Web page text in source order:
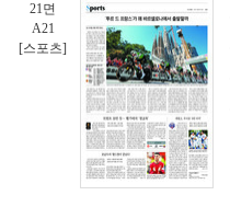
21면
A21
[스포츠]